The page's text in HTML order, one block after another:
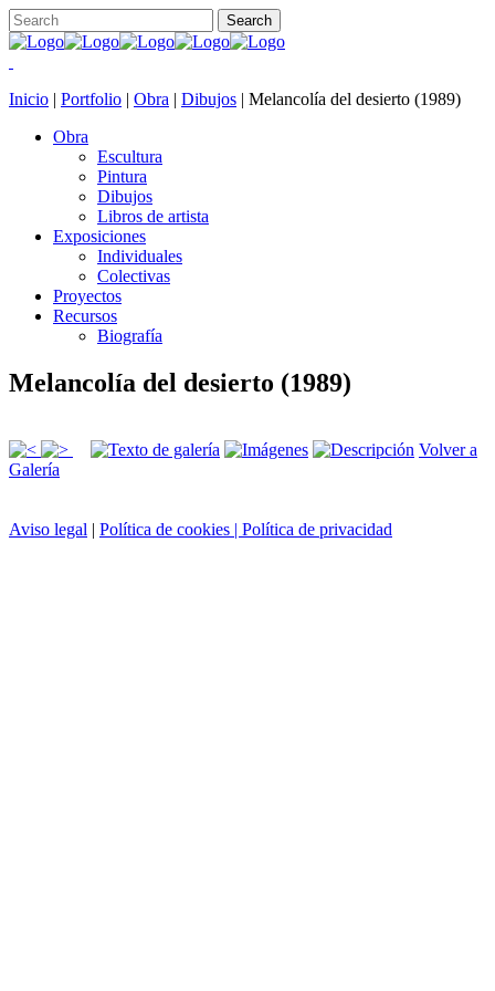
Inicio | Portfolio | Obra | Dibujos | Melancolía del desierto (1989)
Obra
Escultura
Pintura
Dibujos
Libros de artista
Exposiciones
Individuales
Colectivas
Proyectos
Recursos
Biografía
Melancolía del desierto (1989)
Volver a
Galería
Aviso legal | Política de cookies | Política de privacidad